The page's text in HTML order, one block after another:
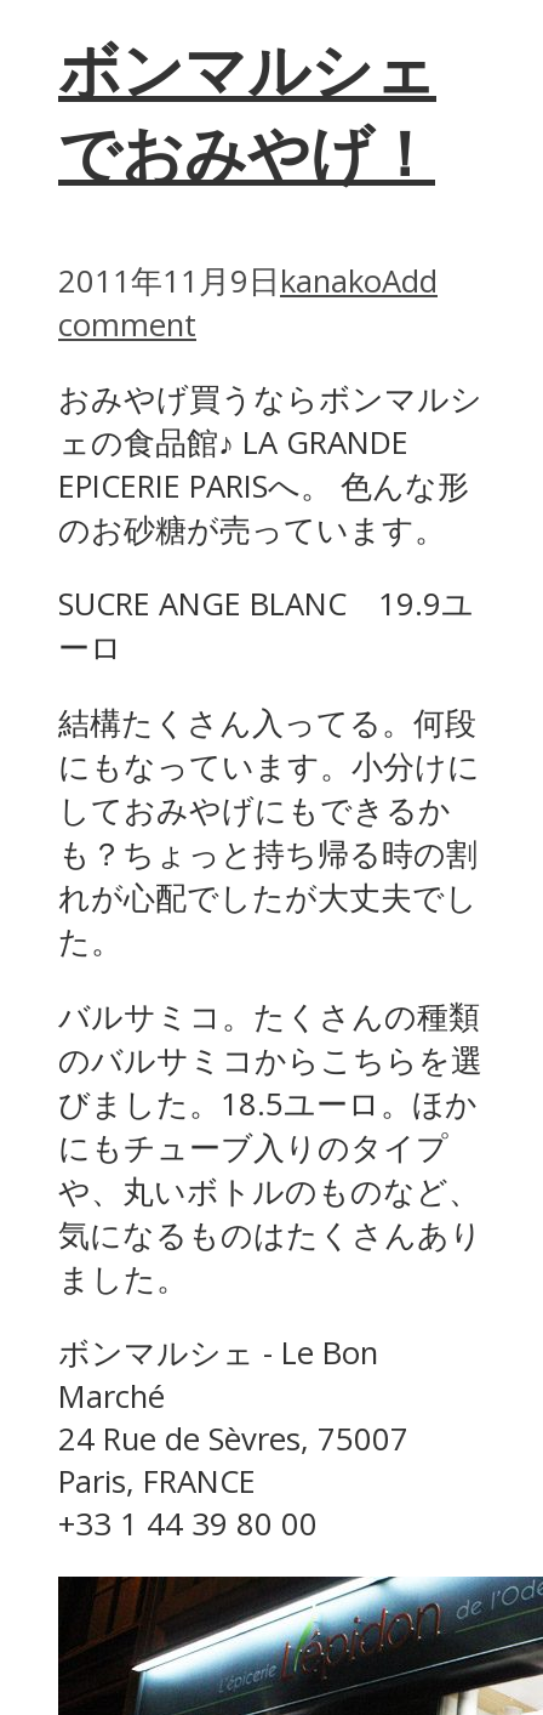
ボンマルシェ
でおみやげ！
2011年11月9日kanakoAdd
comment
おみやげ買うならボンマルシ
ェの食品館♪ LA GRANDE
EPICERIE PARISへ。 色んな形
のお砂糖が売っています。
SUCRE ANGE BLANC 19.9ユ
ーロ
結構たくさん入ってる。何段
にもなっています。小分けに
しておみやげにもできるか
も？ちょっと持ち帰る時の割
れが心配でしたが大丈夫でし
た。
バルサミコ。たくさんの種類
のバルサミコからこちらを選
びました。18.5ユーロ。ほか
にもチューブ入りのタイプ
や、丸いボトルのものなど、
気になるものはたくさんあり
ました。
ボンマルシェ - Le Bon
Marché
24 Rue de Sèvres, 75007
Paris, FRANCE
+33 1 44 39 80 00